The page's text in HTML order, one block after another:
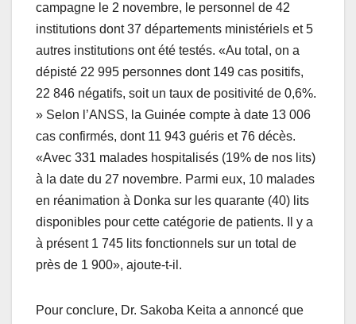
campagne le 2 novembre, le personnel de 42
institutions dont 37 départements ministériels et 5
autres institutions ont été testés. «Au total, on a
dépisté 22 995 personnes dont 149 cas positifs,
22 846 négatifs, soit un taux de positivité de 0,6%.
» Selon l’ANSS, la Guinée compte à date 13 006
cas confirmés, dont 11 943 guéris et 76 décès.
«Avec 331 malades hospitalisés (19% de nos lits)
à la date du 27 novembre. Parmi eux, 10 malades
en réanimation à Donka sur les quarante (40) lits
disponibles pour cette catégorie de patients. Il y a
à présent 1 745 lits fonctionnels sur un total de
près de 1 900», ajoute-t-il.
Pour conclure, Dr. Sakoba Keita a annoncé que